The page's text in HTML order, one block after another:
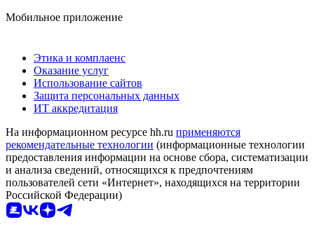
Мобильное приложение
Этика и комплаенс
Оказание услуг
Использование сайтов
Защита персональных данных
ИТ аккредитация
На информационном ресурсе hh.ru применяются
рекомендательные технологии (информационные технологии
предоставления информации на основе сбора, систематизации
и анализа сведений, относящихся к предпочтениям
пользователей сети «Интернет», находящихся на территории
Российской Федерации)